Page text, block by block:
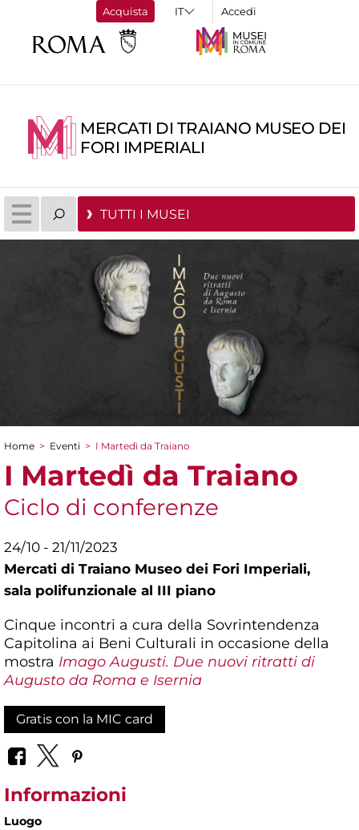
Acquista Accedi
MERCATI DI TRAIANO MUSEO DEI
FORI IMPERIALI
TUTTI I MUSEI
Tu sei qui
Home > Eventi > I Martedì da Traiano
I Martedì da Traiano
Ciclo di conferenze
24/10 - 21/11/2023
Mercati di Traiano Museo dei Fori Imperiali,
sala polifunzionale al III piano
Cinque incontri a cura della Sovrintendenza
Capitolina ai Beni Culturali in occasione della
mostra Imago Augusti. Due nuovi ritratti di
Augusto da Roma e Isernia
Gratis con la MIC card
Informazioni
Luogo